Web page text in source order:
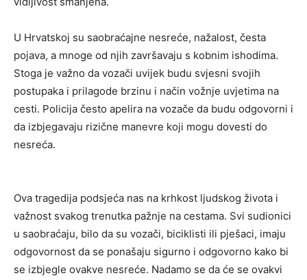
U Hrvatskoj su saobraćajne nesreće, nažalost, česta
pojava, a mnoge od njih završavaju s kobnim ishodima.
Stoga je važno da vozači uvijek budu svjesni svojih
postupaka i prilagode brzinu i način vožnje uvjetima na
cesti. Policija često apelira na vozače da budu odgovorni i
da izbjegavaju rizične manevre koji mogu dovesti do
nesreća.
Ova tragedija podsjeća nas na krhkost ljudskog života i
važnost svakog trenutka pažnje na cestama. Svi sudionici
u saobraćaju, bilo da su vozači, biciklisti ili pješaci, imaju
odgovornost da se ponašaju sigurno i odgovorno kako bi
se izbjegle ovakve nesreće. Nadamo se da će se ovakvi